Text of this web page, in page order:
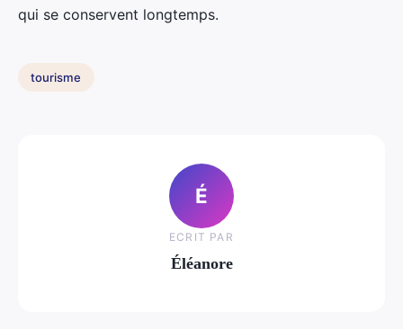
qui se conservent longtemps.
tourisme
É
ECRIT PAR
Éléanore